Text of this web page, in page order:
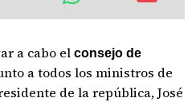
a cabo elconsejo de
a todos los ministros de
de la república, José